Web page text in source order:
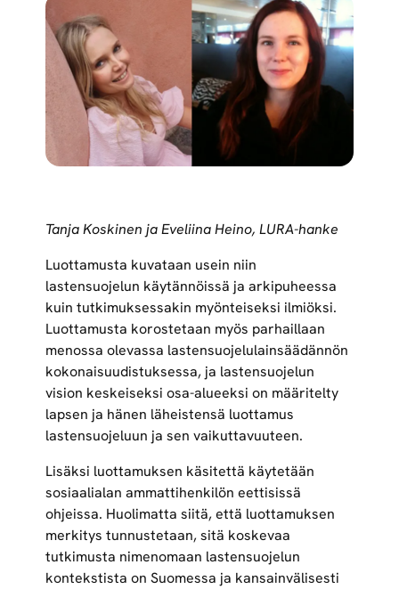
Tanja Koskinen ja Eveliina Heino, LURA-hanke
Luottamusta kuvataan usein niin
lastensuojelun käytännöissä ja arkipuheessa
kuin tutkimuksessakin myönteiseksi ilmiöksi.
Luottamusta korostetaan myös parhaillaan
menossa olevassa lastensuojelulainsäädännön
kokonaisuudistuksessa, ja lastensuojelun
vision keskeiseksi osa-alueeksi on määritelty
lapsen ja hänen läheistensä luottamus
lastensuojeluun ja sen vaikuttavuuteen.
Lisäksi luottamuksen käsitettä käytetään
sosiaalialan ammattihenkilön eettisissä
ohjeissa. Huolimatta siitä, että luottamuksen
merkitys tunnustetaan, sitä koskevaa
tutkimusta nimenomaan lastensuojelun
kontekstista on Suomessa ja kansainvälisesti